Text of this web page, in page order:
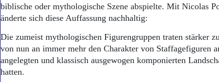
Start
Wer wir sind
Abonnenten-Login
Abonnent werden
Abo Prämien
biblische oder mythologische Szene abspielte. Mit Nicolas
änderte sich diese Auffassung nachhaltig:
Die zumeist mythologischen Figurengruppen traten stärker
von nun an immer mehr den Charakter von Staffagefiguren
angelegten und klassisch ausgewogen komponierten
hatten.